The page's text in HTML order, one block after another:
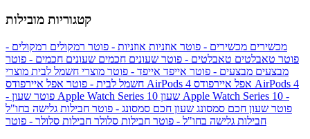
קטגוריות מובילות
מכשירים מכשירים - פוטר אוזניות אוזניות - פוטר רמקולים רמקולים -
פוטר טאבלטים טאבלטים - פוטר שעונים חכמים שעונים חכמים - פוטר
מבצעים מבצעים - פוטר אייפד אייפד - פוטר מוצרי חשמל לבית מוצרי
חשמל לבית - פוטר אפל איירפודס AirPods 4 אפל איירפודס AirPods 4
- פוטר שעון Apple Watch Series 10 שעון Apple Watch Series 10 -
פוטר שעון חכם סמסונג שעון חכם סמסונג - פוטר חבילות גלישה בחו"ל
חבילות גלישה בחו"ל - פוטר חבילות סלולר חבילות סלולר - פוטר